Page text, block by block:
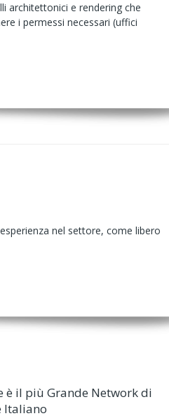
architettonici e rendering che
i permessi necessari (uffici
nel settore, come libero
è il più Grande Network di
Italiano